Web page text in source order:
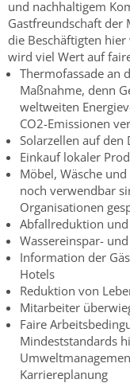
und nachhaltigem
Gastfreundschaft der
die Beschäftigten
wird viel Wert auf
Thermofassade an
Maßnahme, denn
weltweiten
CO2-Emissionen
Solarzellen auf den
Einkauf lokaler
Möbel, Wäsche
noch verwendbar
Organisationen
Abfallreduktion und
Wassereinspar-
Information der
Hotels
Reduktion von
Mitarbeiter
Faire
Mindeststandards
Karriereplanung